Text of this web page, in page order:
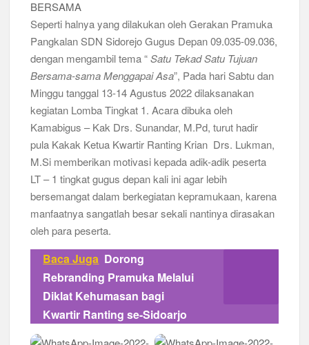
Seperti halnya yang dilakukan oleh Gerakan Pramuka
Pangkalan SDN Sidorejo Gugus Depan 09.035-09.036,
dengan mengambil tema “Satu Tekad Satu Tujuan
Bersama-sama Menggapai Asa”, Pada hari Sabtu dan
Minggu tanggal 13-14 Agustus 2022 dilaksanakan
kegiatan Lomba Tingkat 1. Acara dibuka oleh
Kamabigus – Kak Drs. Sunandar, M.Pd, turut hadir
pula Kakak Ketua Kwartir Ranting Krian Drs. Lukman,
M.Si memberikan motivasi kepada adik-adik peserta
LT – 1 tingkat gugus depan kali ini agar lebih
bersemangat dalam berkegiatan kepramukaan, karena
manfaatnya sangatlah besar sekali nantinya dirasakan
oleh para peserta.
Baca Juga Dorong
Rebranding Pramuka Melalui
Diklat Kehumasan bagi
Kwartir Ranting se-Sidoarjo